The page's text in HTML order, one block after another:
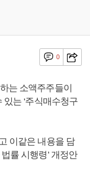
0
는 소액주주들이
는 ‘주식매수청구
이같은 내용을 담
률 시행령’ 개정안